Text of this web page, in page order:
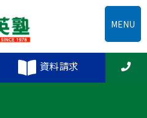
資料請求
MENU